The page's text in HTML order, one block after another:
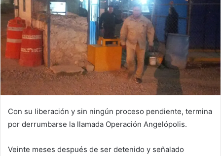
Con su liberación y sin ningún proceso pendiente, termina
por derrumbarse la llamada Operación Angelópolis.
Veinte meses después de ser detenido y señalado